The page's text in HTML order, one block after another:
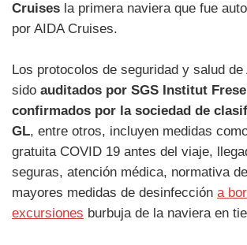
Cruises la primera naviera que fue
por AIDA Cruises.
Los protocolos de seguridad y salud de
sido auditados por SGS Institut
confirmados por la sociedad de
GL, entre otros, incluyen medidas
gratuita COVID 19 antes del viaje,
seguras, atención médica, normativa
mayores medidas de desinfección a
excursiones burbuja de la naviera en